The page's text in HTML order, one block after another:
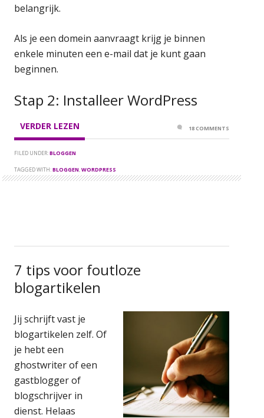
belangrijk.
Als je een domein aanvraagt krijg je binnen
enkele minuten een e-mail dat je kunt gaan
beginnen.
Stap 2: Installeer WordPress
VERDER LEZEN
FILED UNDER:BLOGGEN
TAGGED WITH:BLOGGEN,WORDPRESS
18 COMMENTS
7 tips voor foutloze
blogartikelen
Jij schrijft vast je
blogartikelen zelf. Of
je hebt een
ghostwriter of een
gastblogger of
blogschrijver in
dienst. Helaas